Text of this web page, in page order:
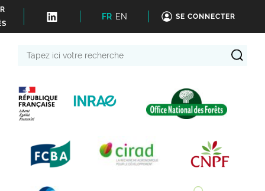
FR EN SE CONNECTER